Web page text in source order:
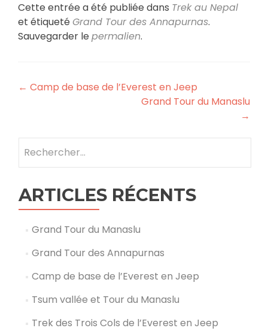
Cette entrée a été publiée dans Trek au Nepal
et étiqueté Grand Tour des Annapurnas.
Sauvegarder le permalien.
Navigation
articles
← Camp de base de l’Everest en Jeep
Grand Tour du Manaslu
→
ARTICLES RÉCENTS
Grand Tour du Manaslu
Grand Tour des Annapurnas
Camp de base de l’Everest en Jeep
Tsum vallée et Tour du Manaslu
Trek des Trois Cols de l’Everest en Jeep